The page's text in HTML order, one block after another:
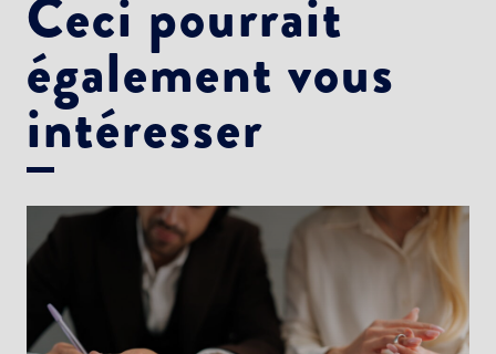
Ceci pourrait
également vous
intéresser